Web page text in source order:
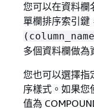
您可以在資料欄
單欄排序索引鍵
多個資料欄做為
您也可以選擇指
序樣式。如果您
值為